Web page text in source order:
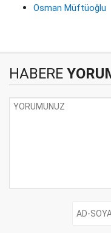
Osman Müftüoğlu
HABERE